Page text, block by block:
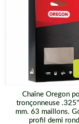
Chaîne Oregon
tronçonneuse
mm. 63 maillons.
profil demi rond